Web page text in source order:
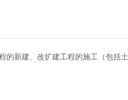
的新建、改扩建工程的施工（包括